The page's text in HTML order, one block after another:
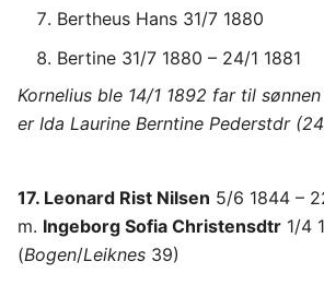
Bertheus Hans 31/7 1880
Bertine 31/7 1880 – 24/1 1881
Kornelius ble 14/1 1892 far til
er Ida Laurine Berntine Pederstdr
17. Leonard Rist Nilsen 5/6 1844 –
m. Ingeborg Sofia Christensdtr 1/4
(Bogen/Leiknes 39)